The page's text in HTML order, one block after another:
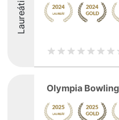
Laureáti
Olympia